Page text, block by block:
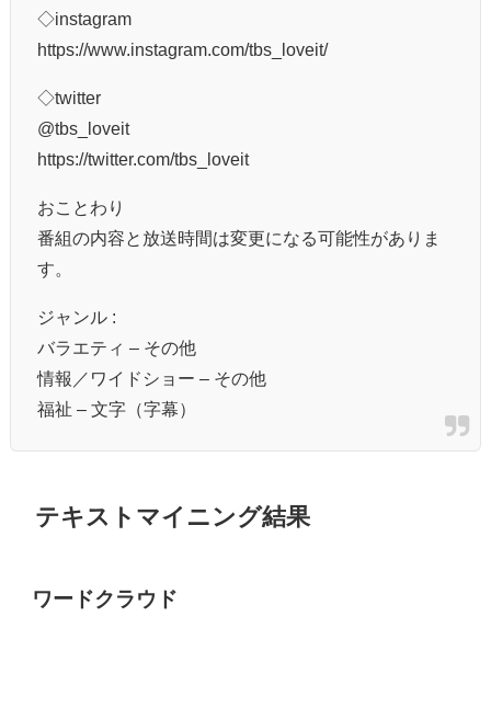
◇instagram
https://www.instagram.com/tbs_loveit/
◇twitter
@tbs_loveit
https://twitter.com/tbs_loveit
おことわり
番組の内容と放送時間は変更になる可能性がありま
す。
ジャンル :
バラエティ – その他
情報／ワイドショー – その他
福祉 – 文字（字幕）
テキストマイニング結果
ワードクラウド